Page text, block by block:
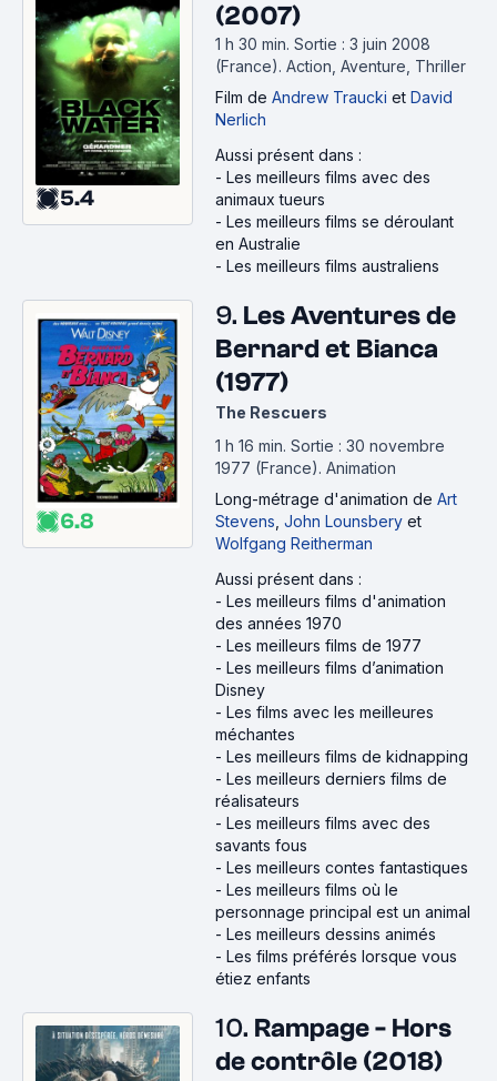
5.4
(2007)
1 h 30 min. Sortie : 3 juin 2008
(France). Action, Aventure, Thriller
Film de Andrew Traucki et David
Nerlich
Aussi présent dans :
- Les meilleurs films avec des
animaux tueurs
- Les meilleurs films se déroulant
en Australie
- Les meilleurs films australiens
6.8
9. Les Aventures de
Bernard et Bianca
(1977)
The Rescuers
1 h 16 min. Sortie : 30 novembre
1977 (France). Animation
Long-métrage d'animation de Art
Stevens John Lounsbery et
Wolfgang Reitherman
Aussi présent dans :
- Les meilleurs films d'animation
des années 1970
- Les meilleurs films de 1977
- Les meilleurs films d’animation
Disney
- Les films avec les meilleures
méchantes
- Les meilleurs films de kidnapping
- Les meilleurs derniers films de
réalisateurs
- Les meilleurs films avec des
savants fous
- Les meilleurs contes fantastiques
- Les meilleurs films où le
personnage principal est un animal
- Les meilleurs dessins animés
- Les films préférés lorsque vous
étiez enfants
10. Rampage - Hors
de contrôle (2018)